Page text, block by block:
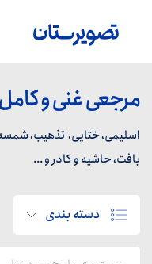
مرجعی غنی و کامل
اسلیمی، ختایی، تذهیب،
بافت، حاشیه و کادر و ...
دسته بندی